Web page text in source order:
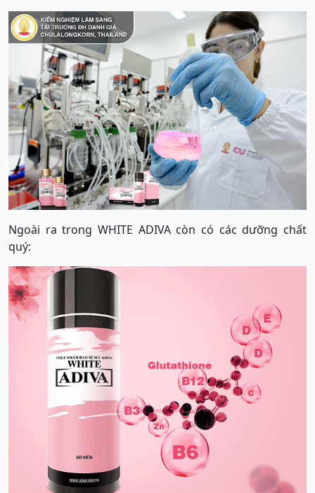
Ngoài ra trong WHITE ADIVA còn có các dưỡng chất
quý: